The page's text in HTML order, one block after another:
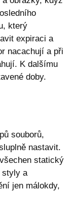
který
expiraci a
nacachují a při
K dalšímu
doby.
souborů,
nastavit.
statický
styly a
jen málokdy,